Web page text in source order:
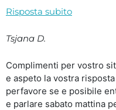
Risposta subito
Tsjana D.
Complimenti per vostro
e aspeto la vostra
perfavore se e posibile
e parlare sabato mattina